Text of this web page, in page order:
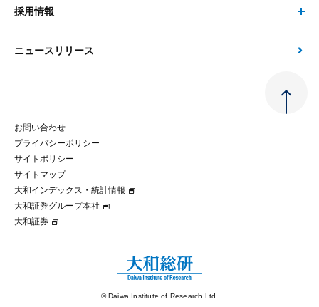
大和総研の強み
先端テクノロジーに基づく新たな価値の創出
政策分析
金融経済教育等
コラム
大和インデックス・統計情報
次世代社会への貢献
マルチステークホルダー方針
パートナーシップ構築宣言
会社情報 トップ
会社概要・役員一覧
大和総研の歩み
グループ会社
採用情報
採用情報 トップ
経験者採用
ニュースリリース
お問い合わせ
プライバシーポリシー
サイトポリシー
サイトマップ
大和インデックス・統計情報
大和証券グループ本社
大和証券
© Daiwa Institute of Research Ltd.